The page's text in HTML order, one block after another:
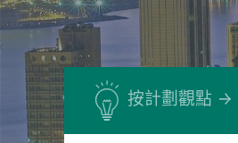
按計劃觀點